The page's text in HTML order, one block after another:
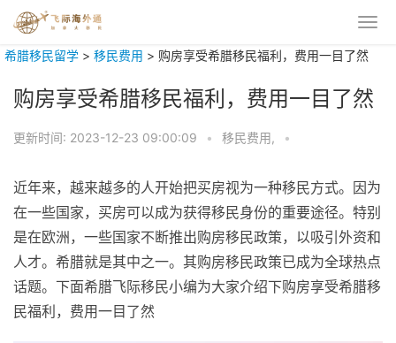
希腊移民留学 > 移民费用 > 购房享受希腊移民福利，费用一目了然
购房享受希腊移民福利，费用一目了然
更新时间: 2023-12-23 09:00:09 • 移民费用, •
近年来，越来越多的人开始把买房视为一种移民方式。因为
在一些国家，买房可以成为获得移民身份的重要途径。特别
是在欧洲，一些国家不断推出购房移民政策，以吸引外资和
人才。希腊就是其中之一。其购房移民政策已成为全球热点
话题。下面希腊飞际移民小编为大家介绍下购房享受希腊移
民福利，费用一目了然